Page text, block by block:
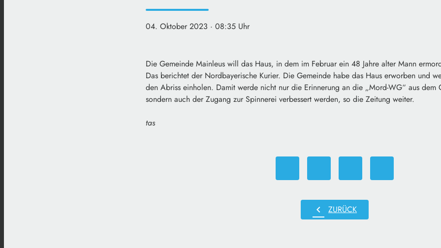
04. Oktober 2023 · 08:35 Uhr
Die Gemeinde Mainleus will das Haus, in dem im Februar ein 48 Jahre alter Mann
Das berichtet der Nordbayerische Kurier. Die Gemeinde habe das Haus erworben und
den Abriss einholen. Damit werde nicht nur die Erinnerung an die „Mord-WG“ aus dem
sondern auch der Zugang zur Spinnerei verbessert werden, so die Zeitung weiter.
tas
chevron_left ZURÜCK